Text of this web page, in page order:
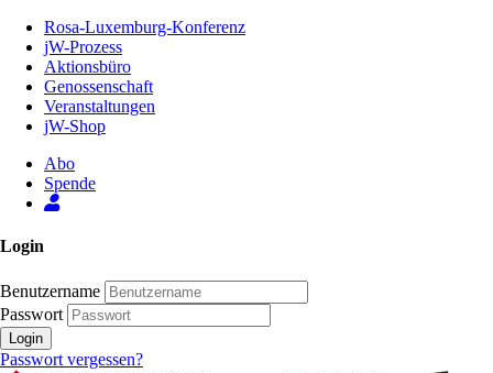
Inhalt
Seite
Rosa-Luxemburg-Konferenz
jW-Prozess
Aktionsbüro
Genossenschaft
Veranstaltungen
jW-Shop
Abo
Spende
Login
Benutzername
Passwort
Login
Passwort vergessen?